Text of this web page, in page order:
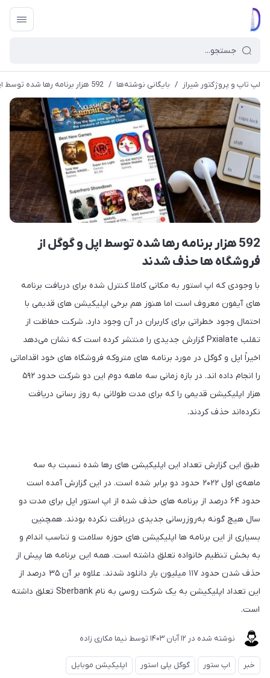
لپ تاپ و پروژکتور شیراز / بایگانی نوشته‌ها / 592 هزار برنامه رها شده توسط اپل و گوگل از فروشگاه ها حذف شدند
592 هزار برنامه رها شده توسط اپل و گوگل از
فروشگاه ها حذف شدند
با وجودی که اپ استور به مکانی کاملا کنترل شده برای دریافت برنامه
های آیفون معروف است اما هنوز هم برخی اپلیکیشن های قدیمی با
احتمال وجود خطراتی برای کاربران در آن وجود دارد. شرکت حفاظت از
تقلب Pxialate گزارش جدیدی را منتشر کرده است که نشان می‌دهد
اخیراً اپل و گوگل در مورد برنامه های متروکه فروشگاه های خود اقداماتی
را انجام داده اند. در بازه زمانی سه ماهه دوم این دو شرکت حدود ۵۹۲
هزار اپلیکیشن قدیمی را که برای مدت طولانی به روز رسانی دریافت
نکرده‌اند حذف کردند.
طبق این گزارش تعداد این اپلیکیشن های رها شده نسبت به سه
ماهه‌ی اول ۲۰۲۲ حدود دو برابر شده است. در این گزارش آمده است
حدود ۶۴ درصد از برنامه های حذف شده از اپ استور اپل برای مدت دو
سال هیچ گونه به‌روزرسانی جدیدی دریافت نکرده بودند. همچنین
بسیاری از این برنامه ها اپلیکیشن های حوزه سلامت و تناسب اندام و
به بخش تنظیم خانواده تعلق داشته است. همه این برنامه ها پیش از
حذف شدن حدود ۱۱۷ میلیون بار دانلود شدند. علاوه بر آن ۳۵ درصد از
این تعداد اپلیکیشن به یک شرکت روسی به نام Sberbank تعلق داشته
است.
نوشته شده در 12 آبان 1403 توسط نیما مکاری زاده
خبر اپ ستور گوگل پلی استور اپلیکیشن موبایل